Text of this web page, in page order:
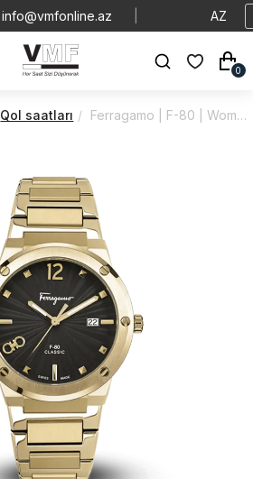
info@vmfonline.az AZ
0
Qol saatları Ferragamo | F-80 | Women’s | SFMD00321